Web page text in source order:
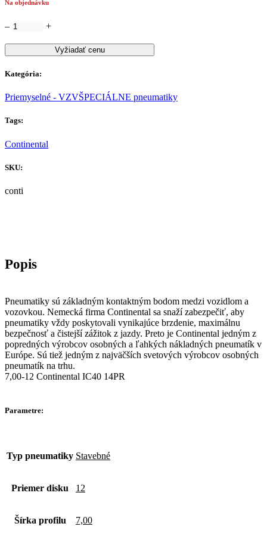
Na objednávku
– +
Vyžiadať cenu
Kategória:
Priemyselné - VZVŠPECIÁLNE pneumatiky
Tags:
Continental
SKU:
conti
Pneumatiky sú základným kontaktným bodom medzi vozidlom a
vozovkou. Nemecká firma Continental sa snaží zabezpečiť, aby
pneumatiky vždy poskytovali vynikajúce brzdenie, maximálnu
bezpečnosť a čistejší zážitok z jazdy. Preto je Continental jedným z
popredných výrobcov osobných a ľahkých nákladných pneumatík v
Európe. Sú tiež jedným z najväčších svetových výrobcov osobných
pneumatík na trhu.
7,00-12 Continental IC40 14PR
Parametre:
Typ pneumatiky Stavebné
Priemer disku 12
Šírka profilu 7,00